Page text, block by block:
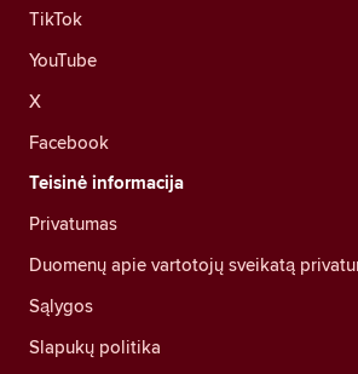
TikTok
YouTube
X
Facebook
Teisinė informacija
Privatumas
Duomenų apie vartotojų sveikatą
Sąlygos
Slapukų politika